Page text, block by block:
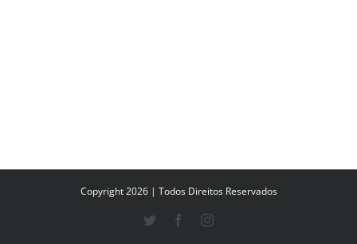
Copyright 2026 | Todos Direitos Reservados
Twitter FacebookInstagram